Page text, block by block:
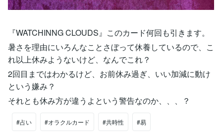
『WATCHINNG CLOUDS』このカード何回も引きます。
暑さを理由にいろんなことさぼって休養しているので、こ
れ以上休みようないけど、なんでこれ？
2回目まではわかるけど、お前休み過ぎ、いい加減に動け
という嫌み？
それとも休み方が違うよという警告なのか、、、？
#占い #オラクルカード #共時性 #易